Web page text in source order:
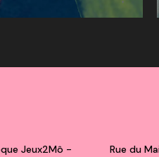
Jeux2Mô -
Rue du